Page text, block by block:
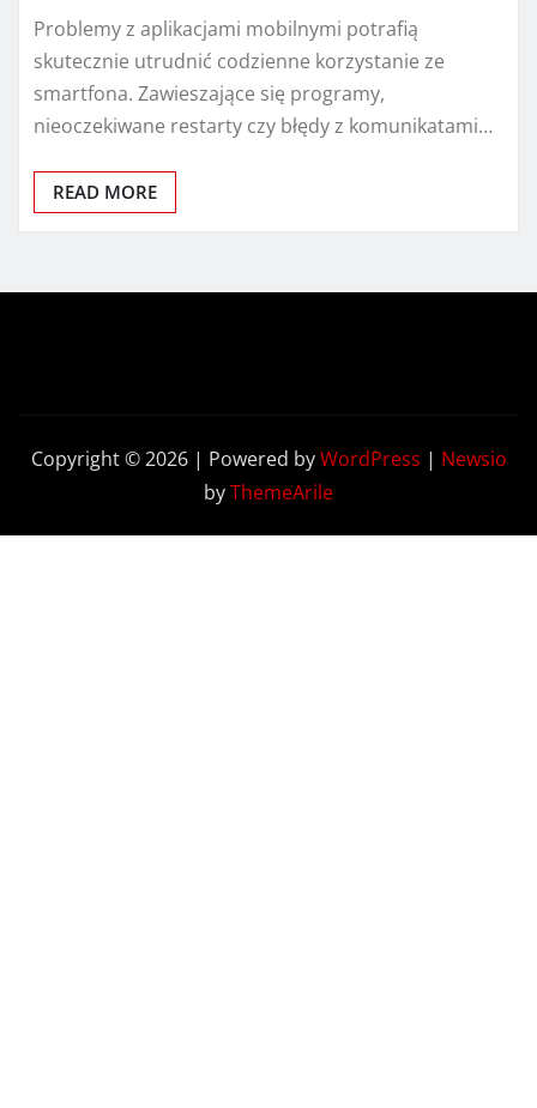
Problemy z aplikacjami mobilnymi potrafią
skutecznie utrudnić codzienne korzystanie ze
smartfona. Zawieszające się programy,
nieoczekiwane restarty czy błędy z komunikatami…
READ MORE
Copyright © 2026 | Powered byWordPress | Newsio
byThemeArile